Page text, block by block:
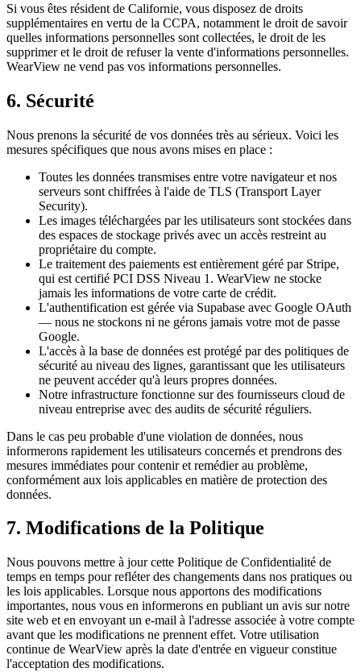
Si vous êtes résident de Californie, vous disposez de droits
supplémentaires en vertu de la CCPA, notamment le droit de savoir
quelles informations personnelles sont collectées, le droit de les
supprimer et le droit de refuser la vente d'informations personnelles.
WearView ne vend pas vos informations personnelles.
6. Sécurité
Nous prenons la sécurité de vos données très au sérieux. Voici les
mesures spécifiques que nous avons mises en place :
Toutes les données transmises entre votre navigateur et nos
serveurs sont chiffrées à l'aide de TLS (Transport Layer
Security).
Les images téléchargées par les utilisateurs sont stockées dans
des espaces de stockage privés avec un accès restreint au
propriétaire du compte.
Le traitement des paiements est entièrement géré par Stripe,
qui est certifié PCI DSS Niveau 1. WearView ne stocke
jamais les informations de votre carte de crédit.
L'authentification est gérée via Supabase avec Google OAuth
— nous ne stockons ni ne gérons jamais votre mot de passe
Google.
L'accès à la base de données est protégé par des politiques de
sécurité au niveau des lignes, garantissant que les utilisateurs
ne peuvent accéder qu'à leurs propres données.
Notre infrastructure fonctionne sur des fournisseurs cloud de
niveau entreprise avec des audits de sécurité réguliers.
Dans le cas peu probable d'une violation de données, nous
informerons rapidement les utilisateurs concernés et prendrons des
mesures immédiates pour contenir et remédier au problème,
conformément aux lois applicables en matière de protection des
données.
7. Modifications de la Politique
Nous pouvons mettre à jour cette Politique de Confidentialité de
temps en temps pour refléter des changements dans nos pratiques ou
les lois applicables. Lorsque nous apportons des modifications
importantes, nous vous en informerons en publiant un avis sur notre
site web et en envoyant un e-mail à l'adresse associée à votre compte
avant que les modifications ne prennent effet. Votre utilisation
continue de WearView après la date d'entrée en vigueur constitue
l'acceptation des modifications.